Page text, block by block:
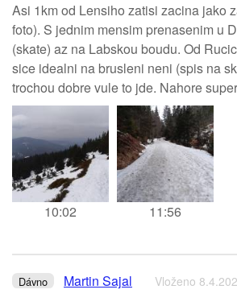
Asi 1km od Lensiho zatisi zacina jako
foto). S jednim mensim prenasenim u
(skate) az na Labskou boudu. Od
sice idealni na brusleni neni (spis na
trochou dobre vule to jde. Nahore
10:02 11:56
Dávno Martin Sajal Vloženo